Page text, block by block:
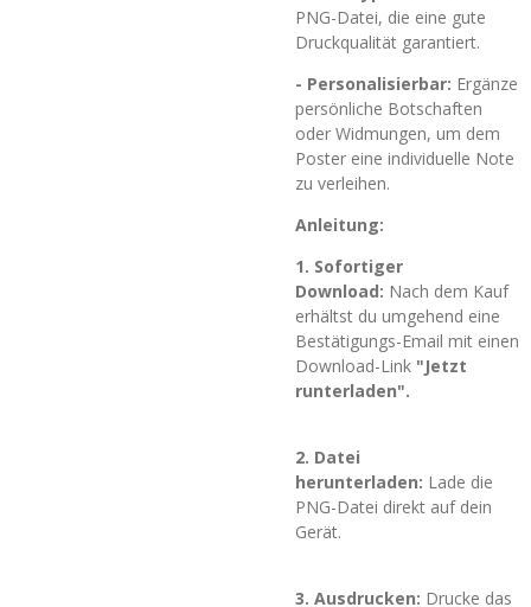
PNG-Datei, die eine gute
Druckqualität garantiert.
- Personalisierbar: Ergänze
persönliche Botschaften
oder Widmungen, um dem
Poster eine individuelle Note
zu verleihen.
Anleitung:
1. Sofortiger
Download: Nach dem Kauf
erhältst du umgehend eine
Bestätigungs-Email mit einen
Download-Link "Jetzt
runterladen".
2. Datei
herunterladen: Lade die
PNG-Datei direkt auf dein
Gerät.
3. Ausdrucken: Drucke das